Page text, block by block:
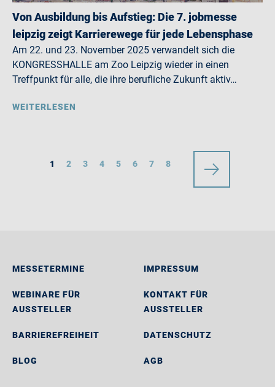
Von Ausbildung bis Aufstieg: Die 7. jobmesse
leipzig zeigt Karrierewege für jede Lebensphase
Am 22. und 23. November 2025 verwandelt sich die
KONGRESSHALLE am Zoo Leipzig wieder in einen
Treffpunkt für alle, die ihre berufliche Zukunft aktiv…
WEITERLESEN
1 2 3 4 5 6 7 8
MESSETERMINE
WEBINARE FÜR
AUSSTELLER
BARRIEREFREIHEIT
BLOG
IMPRESSUM
KONTAKT FÜR
AUSSTELLER
DATENSCHUTZ
AGB